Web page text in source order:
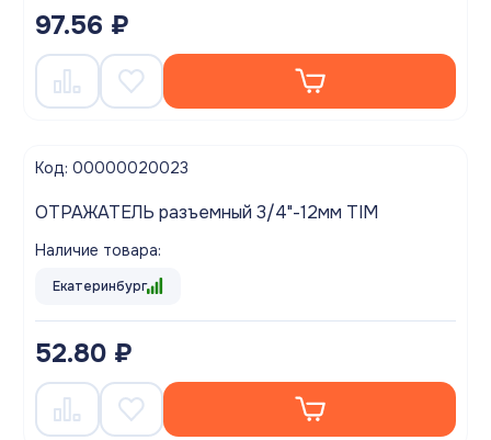
97.56 ₽
Код: 00000020023
ОТРАЖАТЕЛЬ разъемный 3/4"-12мм TIM
Наличие товара:
Екатеринбург
52.80 ₽